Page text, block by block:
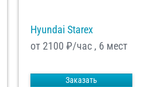
Hyundai Starex
от 2100 ₽/час , 6 мест
Заказать